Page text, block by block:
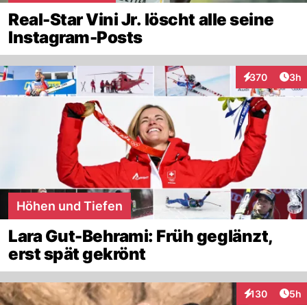
Real-Star Vini Jr. löscht alle seine
Instagram-Posts
370
Interaktionen
3h
Höhen und Tiefen
Lara Gut-Behrami: Früh geglänzt,
erst spät gekrönt
130
Interaktionen
5h